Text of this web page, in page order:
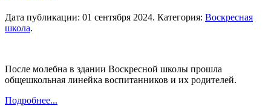
Дата публикации: 01 сентября 2024. Категория: Воскресная
школа.
После молебна в здании Воскресной школы прошла
общешкольная линейка воспитанников и их родителей.
Подробнее...